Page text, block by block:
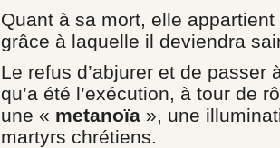
Quant à sa mort, elle
grâce à laquelle il deviendra
Le refus d’abjurer et de passer
qu’a été l’exécution, à tour de
une « metanoïa », une
martyrs chrétiens.